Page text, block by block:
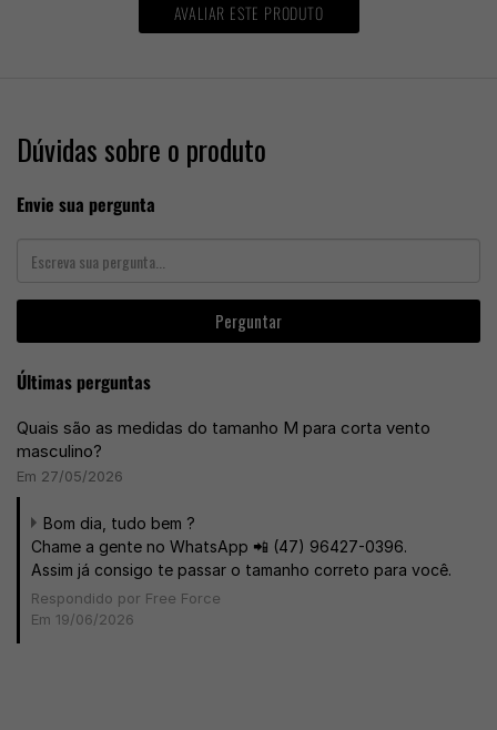
AVALIAR ESTE PRODUTO
Dúvidas sobre o produto
Envie sua pergunta
Perguntar
Últimas perguntas
Quais são as medidas do tamanho M para corta vento
masculino?
Em 27/05/2026
Bom dia, tudo bem ?
Chame a gente no WhatsApp 📲 (47) 96427-0396.
Assim já consigo te passar o tamanho correto para você.
Respondido por Free Force
Em 19/06/2026